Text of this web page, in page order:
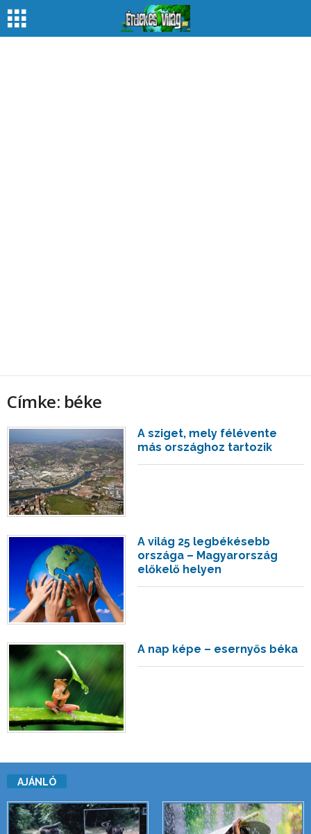
Címke: béke
A sziget, mely félévente
más országhoz tartozik
A világ 25 legbékésebb
országa – Magyarország
előkelő helyen
A nap képe – esernyős béka
AJÁNLÓ